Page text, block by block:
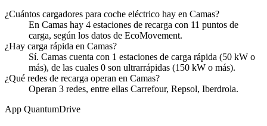
¿Cuántos cargadores para coche eléctrico hay en Camas?
En Camas hay 4 estaciones de recarga con 11 puntos de
carga, según los datos de EcoMovement.
¿Hay carga rápida en Camas?
Sí. Camas cuenta con 1 estaciones de carga rápida (50 kW o
más), de las cuales 0 son ultrarrápidas (150 kW o más).
¿Qué redes de recarga operan en Camas?
Operan 3 redes, entre ellas Carrefour, Repsol, Iberdrola.
App QuantumDrive